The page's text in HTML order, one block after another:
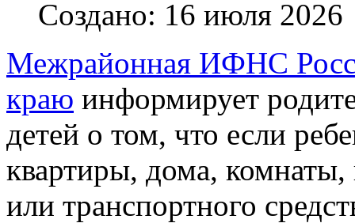
Создано: 16 июля 2026
Межрайонная ИФНС
краю информирует
детей о том, что если
квартиры, дома, комнаты,
или транспортного